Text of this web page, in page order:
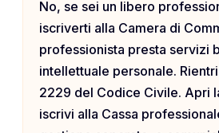
No, se sei un libero
iscriverti alla Camera di
professionista presta servizi
intellettuale personale.
2229 del Codice Civile. Apri
iscrivi alla Cassa